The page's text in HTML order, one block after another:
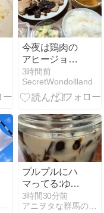
今夜は鶏肉の
アヒージョ風
がメインです
#本日のおう
ちごはん
3時間前
SecretWondollland
LEGEND OF LEFTY
プルプルにハ
マってる:ゆる
ベジ1000日チ
ャレンジ944
3時間30分前
アニヲタな群馬のゆるベジインストラクターひこが行く